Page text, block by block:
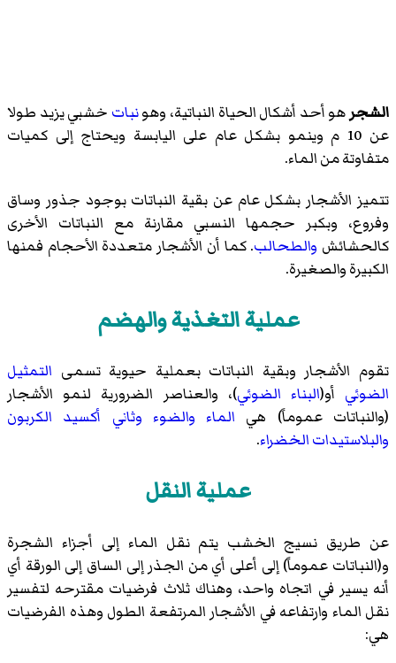
الشجرهو أحد أشكال الحياة النباتية، وهونبات خشبي يزيد طولا
عن 10 م وينمو بشكل عام على اليابسة ويحتاج إلى كميات
متفاوتة من الماء.
تتميز الأشجار بشكل عام عن بقية النباتات بوجود جذور وساق
وفروع، وبكبر حجمها النسبي مقارنة مع النباتات الأخرى
كالحشائش والطحالب. كما أن الأشجار متعددة الأحجام فمنها
الكبيرة والصغيرة.
عملية التغذية والهضم
تقوم الأشجار وبقية النباتات بعملية حيوية تسمى التمثيل
الضوئي أو(البناء الضوئي)، والعناصر الضرورية لنمو الأشجار
(والنباتات عموماً) هي الماء والضوء وثاني أكسيد الكربون
والبلاستيدات الخضراء.
عملية النقل
عن طريق نسيج الخشب يتم نقل الماء إلى أجزاء الشجرة
و(النباتات عموماً) إلى أعلى أي من الجذر إلى الساق إلى الورقة أي
أنه يسير في اتجاه واحد، وهناك ثلاث فرضيات مقترحه لتفسير
نقل الماء وارتفاعه في الأشجار المرتفعة الطول وهذه الفرضيات
هي: